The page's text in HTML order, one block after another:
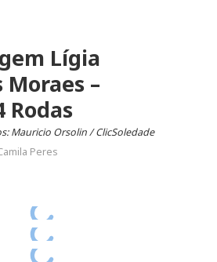
Lígia
Moraes –
Rodas
Mauricio Orsolin / ClicSoledade
Peres